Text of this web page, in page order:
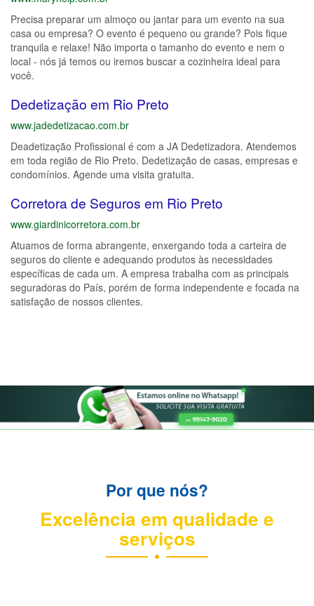
Precisa preparar um almoço ou jantar para um evento na sua
casa ou empresa? O evento é pequeno ou grande? Pois fique
tranquila e relaxe! Não importa o tamanho do evento e nem o
local - nós já temos ou iremos buscar a cozinheira ideal para
você.
Dedetização em Rio Preto
www.jadedetizacao.com.br
Deadetização Profissional é com a JA Dedetizadora. Atendemos
em toda região de Rio Preto. Dedetização de casas, empresas e
condomínios. Agende uma visita gratuita.
Corretora de Seguros em Rio Preto
www.giardinicorretora.com.br
Atuamos de forma abrangente, enxergando toda a carteira de
seguros do cliente e adequando produtos às necessidades
específicas de cada um. A empresa trabalha com as principais
seguradoras do País, porém de forma independente e focada na
satisfação de nossos clientes.
Por que nós?
Excelência em qualidade e
serviços